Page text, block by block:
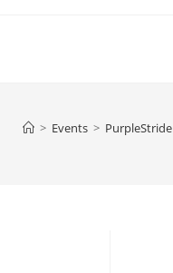
> Events > PurpleStride